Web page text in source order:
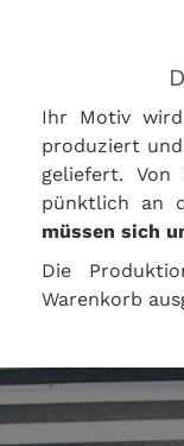
Ihr Motiv
produziert
geliefert.
pünktlich an
müssen sich
Die
Warenkorb